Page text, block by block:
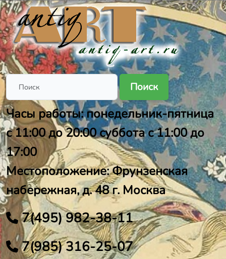
Поиск
Часы работы: понедельник-пятница
с 11:00 до 20:00 суббота с 11:00 до
17:00
Местоположение: Фрунзенская
набережная, д. 48 г. Москва
7(495) 982-38-11
7(985) 316-25-07